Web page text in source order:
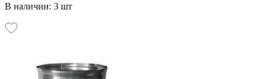
В наличии: 3 шт